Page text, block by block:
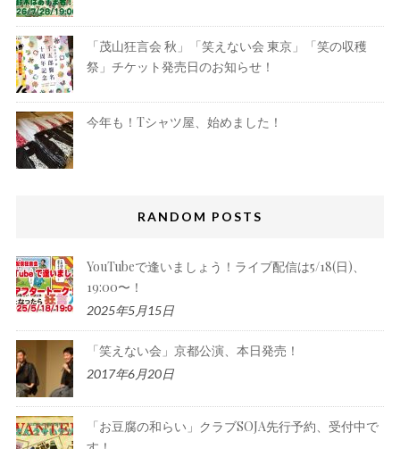
「茂山狂言会 秋」「笑えない会 東京」「笑の収穫
祭」チケット発売日のお知らせ！
今年も！Tシャツ屋、始めました！
RANDOM POSTS
YouTubeで逢いましょう！ライブ配信は5/18(日)、
19:00〜！
2025年5月15日
「笑えない会」京都公演、本日発売！
2017年6月20日
「お豆腐の和らい」クラブSOJA先行予約、受付中で